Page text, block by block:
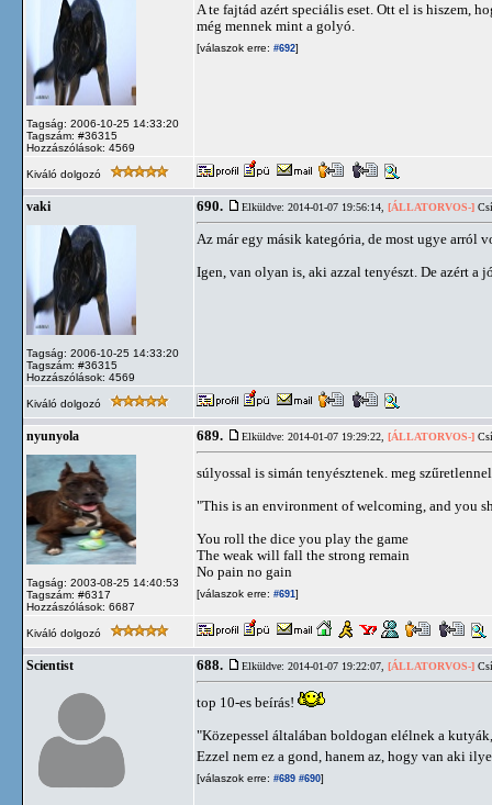
Tagság: 2006-10-25 14:33:20
Tagszám: #36315
Hozzászólások: 4569
A te fajtád azért speciális eset. Ott el is hiszem,
még mennek mint a golyó.
[válaszok erre: #692]
Kiváló dolgozó
vaki
Tagság: 2006-10-25 14:33:20
Tagszám: #36315
Hozzászólások: 4569
690. Elküldve: 2014-01-07 19:56:14, [ÁLLATORVOS-]
Az már egy másik kategória, de most ugye arról
Igen, van olyan is, aki azzal tenyészt. De azért a
Kiváló dolgozó
nyunyola
Tagság: 2003-08-25 14:40:53
Tagszám: #6317
Hozzászólások: 6687
689. Elküldve: 2014-01-07 19:29:22, [ÁLLATORVOS-]
súlyossal is simán tenyésztenek. meg
"This is an environment of welcoming, and you
You roll the dice you play the game
The weak will fall the strong remain
No pain no gain
[válaszok erre: #691]
Kiváló dolgozó
Scientist 688. Elküldve: 2014-01-07 19:22:07, [ÁLLATORVOS-]
top 10-es beírás!
"Közepessel általában boldogan elélnek a
Ezzel nem ez a gond, hanem az, hogy van aki
[válaszok erre: #689 #690]